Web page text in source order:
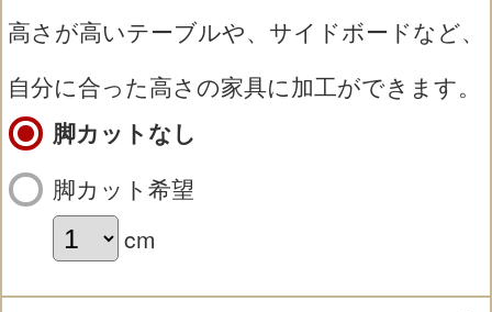
高さが高いテーブルや、サイドボードなど、
自分に合った高さの家具に加工ができます。
脚カットなし
脚カット希望
cm